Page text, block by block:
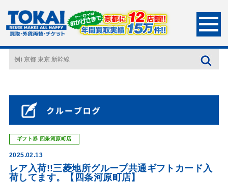
HOME
店長ブログ
レア入荷!!三菱地所グループ共通ギフトカード入荷してま
す。【四条河原町店】
ギフト券 四条河原町店
2025.02.13
レア入荷!!三菱地所グループ共通ギフトカード入
荷してます。【四条河原町店】